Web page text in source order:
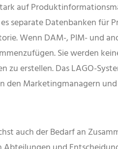
auf
separate Datenbanken für
Wenn DAM-, PIM- und
Sie werden
zu erstellen. Das LAGO-
Marketingmanagern
auch der Bedarf an